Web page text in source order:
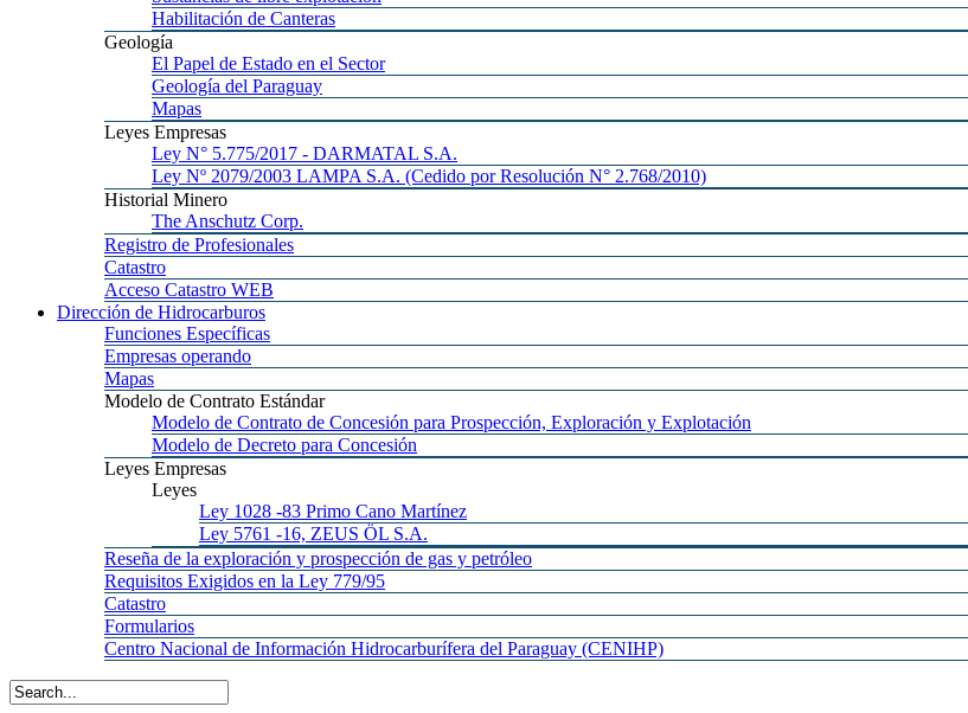
Habilitación de Canteras
Geología
El Papel de Estado en el Sector
Geología del Paraguay
Mapas
Leyes Empresas
Ley N° 5.775/2017 - DARMATAL S.A.
Ley Nº 2079/2003 LAMPA S.A. (Cedido por Resolución N° 2.768/2010)
Historial Minero
The Anschutz Corp.
Registro de Profesionales
Catastro
Acceso Catastro WEB
Dirección de Hidrocarburos
Funciones Específicas
Empresas operando
Mapas
Modelo de Contrato Estándar
Modelo de Contrato de Concesión para Prospección, Exploración y Explotación
Modelo de Decreto para Concesión
Leyes Empresas
Leyes
Ley 1028 -83 Primo Cano Martínez
Ley 5761 -16, ZEUS ÖL S.A.
Reseña de la exploración y prospección de gas y petróleo
Requisitos Exigidos en la Ley 779/95
Catastro
Formularios
Centro Nacional de Información Hidrocarburífera del Paraguay (CENIHP)